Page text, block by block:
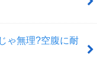
ゃ無理?空腹に耐